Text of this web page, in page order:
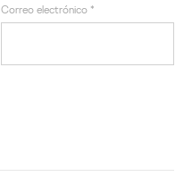
Correo electrónico *